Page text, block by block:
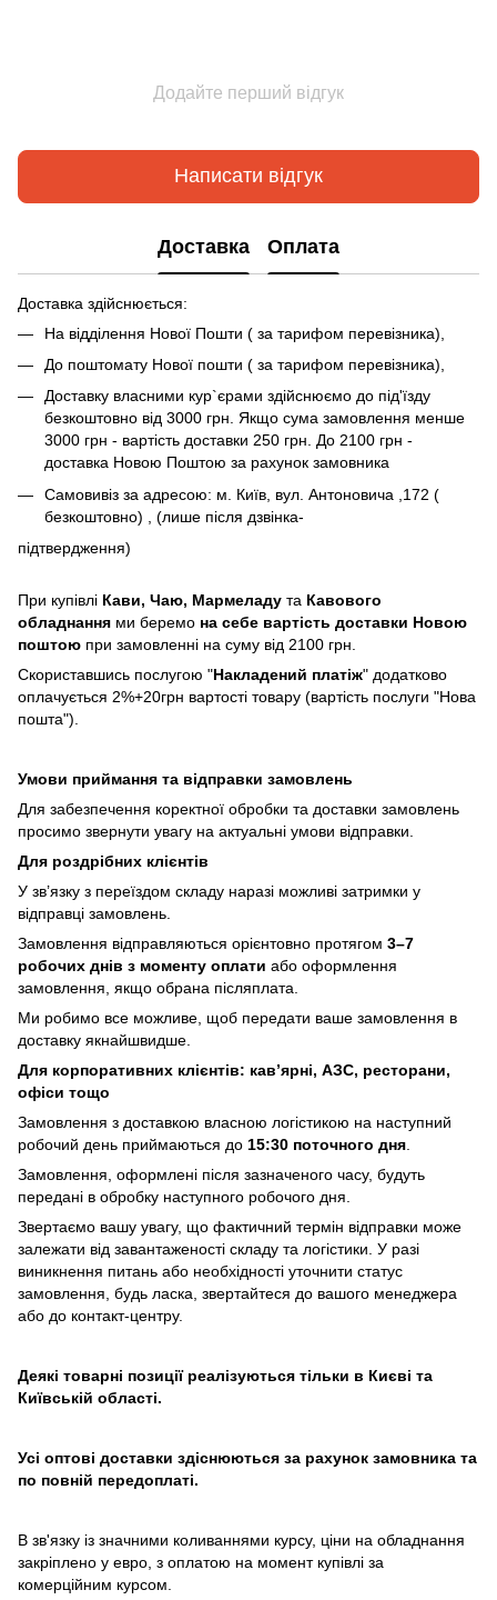
Додайте перший відгук
Написати відгук
Доставка Оплата
Доставка здійснюється:
На відділення Нової Пошти ( за тарифом перевізника),
До поштомату Нової пошти ( за тарифом перевізника),
Доставку власними кур`єрами здійснюємо до під'їзду
безкоштовно від 3000 грн. Якщо сума замовлення менше
3000 грн - вартість доставки 250 грн. До 2100 грн -
доставка Новою Поштою за рахунок замовника
Самовивіз за адресою: м. Київ, вул. Антоновича ,172 (
безкоштовно) , (лише після дзвінка-
підтвердження)
При купівлі Кави, Чаю, Мармеладу та Кавового
обладнання ми беремо на себе вартість доставки Новою
поштою при замовленні на суму від 2100 грн.
Скориставшись послугою "Накладений платіж" додатково
оплачується 2%+20грн вартості товару (вартість послуги "Нова
пошта").
Умови приймання та відправки замовлень
Для забезпечення коректної обробки та доставки замовлень
просимо звернути увагу на актуальні умови відправки.
Для роздрібних клієнтів
У зв’язку з переїздом складу наразі можливі затримки у
відправці замовлень.
Замовлення відправляються орієнтовно протягом 3–7
робочих днів з моменту оплати або оформлення
замовлення, якщо обрана післяплата.
Ми робимо все можливе, щоб передати ваше замовлення в
доставку якнайшвидше.
Для корпоративних клієнтів: кав’ярні, АЗС, ресторани,
офіси тощо
Замовлення з доставкою власною логістикою на наступний
робочий день приймаються до 15:30 поточного дня
Замовлення, оформлені після зазначеного часу, будуть
передані в обробку наступного робочого дня.
Звертаємо вашу увагу, що фактичний термін відправки може
залежати від завантаженості складу та логістики. У разі
виникнення питань або необхідності уточнити статус
замовлення, будь ласка, звертайтеся до вашого менеджера
або до контакт-центру.
Деякі товарні позиції реалізуються тільки в Києві та
Київській області.
Усі оптові доставки здіснюються за рахунок замовника та
по повній передоплаті.
В зв'язку із значними коливаннями курсу, ціни на обладнання
закріплено у евро, з оплатою на момент купівлі за
комерційним курсом.